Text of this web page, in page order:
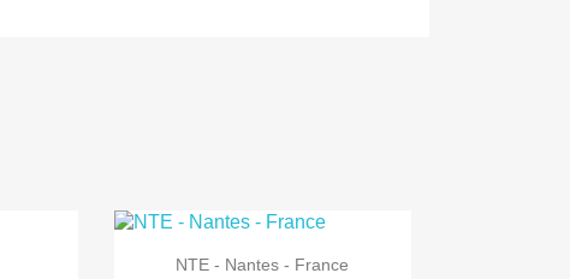
 Aperçu rapide
NTE - Nantes - France